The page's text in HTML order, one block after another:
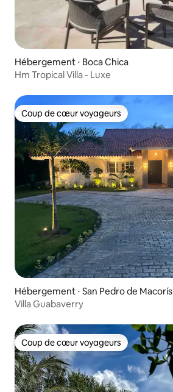
Hébergement ⋅ Boca Chica
Hm Tropical Villa - Luxe
Coup de cœur voyageurs
Coup de cœur voyageurs
Hébergement ⋅ San Pedro de Macorís
Villa Guabaverry
Coup de cœur voyageurs
Coup de cœur voyageurs